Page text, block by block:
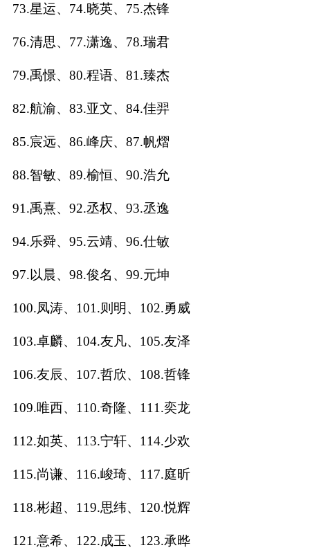
73.星运、74.晓英、75.杰锋
76.清思、77.潇逸、78.瑞君
79.禹憬、80.程语、81.臻杰
82.航渝、83.亚文、84.佳羿
85.宸远、86.峰庆、87.帆熠
88.智敏、89.榆恒、90.浩允
91.禹熹、92.丞权、93.丞逸
94.乐舜、95.云靖、96.仕敏
97.以晨、98.俊名、99.元坤
100.凤涛、101.则明、102.勇威
103.卓麟、104.友凡、105.友泽
106.友辰、107.哲欣、108.哲锋
109.唯西、110.奇隆、111.奕龙
112.如英、113.宁轩、114.少欢
115.尚谦、116.峻琦、117.庭昕
118.彬超、119.思纬、120.悦辉
121.意希、122.成玉、123.承晔